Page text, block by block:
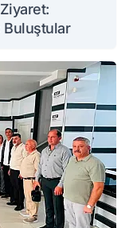
Buluştular